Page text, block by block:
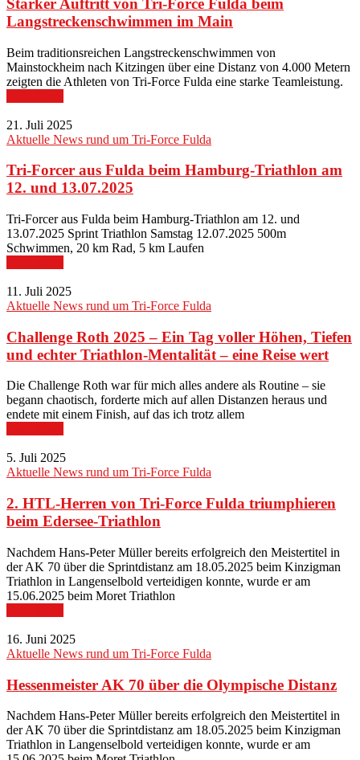
Starker Auftritt von Tri-Force Fulda beim
Langstreckenschwimmen im Main
Beim traditionsreichen Langstreckenschwimmen von
Mainstockheim nach Kitzingen über eine Distanz von 4.000 Metern
zeigten die Athleten von Tri-Force Fulda eine starke Teamleistung.
21. Juli 2025
Aktuelle News rund um Tri-Force Fulda
Tri-Forcer aus Fulda beim Hamburg-Triathlon am
12. und 13.07.2025
Tri-Forcer aus Fulda beim Hamburg-Triathlon am 12. und
13.07.2025 Sprint Triathlon Samstag 12.07.2025 500m
Schwimmen, 20 km Rad, 5 km Laufen
11. Juli 2025
Aktuelle News rund um Tri-Force Fulda
Challenge Roth 2025 – Ein Tag voller Höhen, Tiefen
und echter Triathlon-Mentalität – eine Reise wert
Die Challenge Roth war für mich alles andere als Routine – sie
begann chaotisch, forderte mich auf allen Distanzen heraus und
endete mit einem Finish, auf das ich trotz allem
5. Juli 2025
Aktuelle News rund um Tri-Force Fulda
2. HTL-Herren von Tri-Force Fulda triumphieren
beim Edersee-Triathlon
Nachdem Hans-Peter Müller bereits erfolgreich den Meistertitel in
der AK 70 über die Sprintdistanz am 18.05.2025 beim Kinzigman
Triathlon in Langenselbold verteidigen konnte, wurde er am
15.06.2025 beim Moret Triathlon
16. Juni 2025
Aktuelle News rund um Tri-Force Fulda
Hessenmeister AK 70 über die Olympische Distanz
Nachdem Hans-Peter Müller bereits erfolgreich den Meistertitel in
der AK 70 über die Sprintdistanz am 18.05.2025 beim Kinzigman
Triathlon in Langenselbold verteidigen konnte, wurde er am